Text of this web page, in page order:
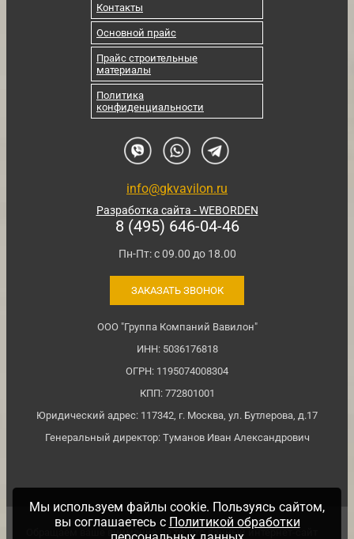
Контакты
Основной прайс
Прайс строительные
материалы
Политика
конфиденциальности
info@gkvavilon.ru
Разработка сайта - WEBORDEN
8 (495) 646-04-46
Пн-Пт: с 09.00 до 18.00
ЗАКАЗАТЬ ЗВОНОК
ООО "Группа Компаний Вавилон"
ИНН: 5036176818
ОГРН: 1195074008304
КПП: 772801001
Юридический адрес: 117342, г. Москва, ул. Бутлерова, д.17
Генеральный директор: Туманов Иван Александрович
Обращаем ваше внимание на то, что данный интернет-сайт
Мы используем файлы cookie. Пользуясь сайтом,
вы соглашаетесь с Политикой обработки